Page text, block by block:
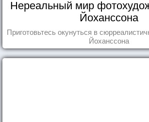
Нереальный мир
Йоханссона
Приготовьтесь окунуться в
Йоханссона